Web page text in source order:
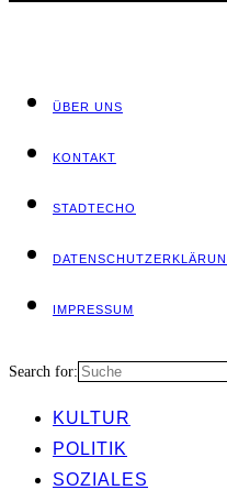
ÜBER UNS
KON­TAKT
STADT­ECHO
IMPRES­SUM
Search for:
KUL­TUR
POLI­TIK
SOZIA­LES